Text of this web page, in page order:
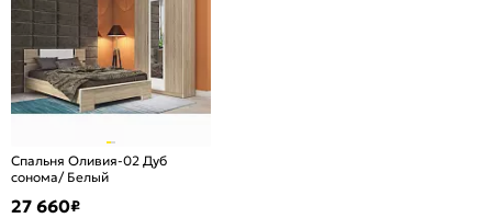
Спальня Оливия-02 Дуб
сонома/ Белый
27 660₽